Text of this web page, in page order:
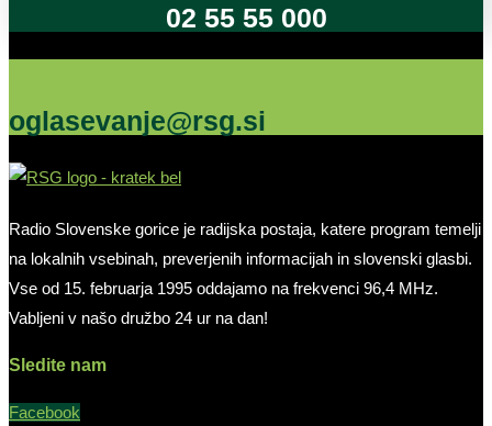
02 55 55 000
oglasevanje@rsg.si
Radio Slovenske gorice je radijska postaja, katere program temelji
na lokalnih vsebinah, preverjenih informacijah in slovenski glasbi.
Vse od 15. februarja 1995 oddajamo na frekvenci 96,4 MHz.
Vabljeni v našo družbo 24 ur na dan!
Sledite nam
Facebook